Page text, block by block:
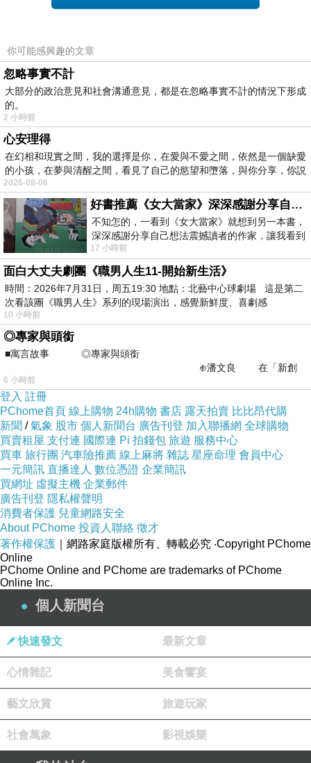
覺得很不錯，CP值很高，味道也很特別
所以我決定今年買
(X2)來吃吃看
看看圖片，你是不是也很想吃呢
【千家軒】安徒生七吋乳酪波士頓派(X2)
商品網址:
商品簡述:
你可能感興趣的文章
忽略事實不計
大部分的政治意見和社會溝通意見，都是在忽略事實不計的情況下形成
的。
2 小時前
心安理得
在幻相和現實之間，我的選擇是你，在愛與不愛之間，依然是一個缺愛
的小孩，在夢與清醒之間，看見了自己的慾望和墮落，與你分享，你説
2026-08-06
好書推薦《女大當家》深深感謝分享自己想法震撼讀者的作家，讓我看到不同樣貌的家庭！
不知怎的，一看到《女大當家》就想到另一本書，
深深感謝分享自己想法震撼讀者的作家，讓我看到
不同樣貌的家庭！ 《女大
17 小時前
面白大丈夫劇團《職男人生11-開始新生活》
時間：2026年7月31日，周五19:30 地點：北藝中心球劇場 這是第二
次看該團《職男人生》系列的現場演出，感覺新鮮度、喜劇感
10 小時前
◎專家與頭銜
■寓言故事 ◎專家與頭銜
⊕潘文良 在「新創
之谷」裡——
6 小時前
登入 註冊
PChome首頁 線上購物 24h購物 書店 露天拍賣 比比昂代購
新聞 /氣象 股市 個人新聞台 廣告刊登 加入聯播網 全球購物
買賣租屋 支付連 國際連 Pi 拍錢包 旅遊 服務中心
買車 旅行團 汽車險推薦 線上麻將 雜誌 星座命理 會員中心
一元簡訊 直播達人 數位憑證 企業簡訊
買網址 虛擬主機 企業郵件
廣告刊登 隱私權聲明
消費者保護 兒童網路安全
About PChome 投資人聯絡 徵才
著作權保護 ｜網路家庭版權所有、轉載必究 ‧Copyright PChome
Online
PChome Online and PChome are trademarks of PChome
Online Inc.
個人新聞台
快速發文 最新文章
心情雜記 美食饗宴
藝文欣賞 旅遊玩家
社會萬象 影視娛樂